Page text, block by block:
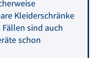
Kleiderschränke
sind auch
schon